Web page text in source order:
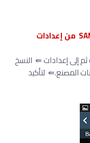
إلى إعدادات ⇚ النسخ
المصنع.⇚ لتأكيد